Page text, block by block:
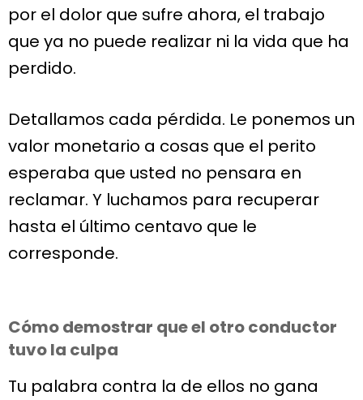
por el dolor que sufre ahora, el trabajo
que ya no puede realizar ni la vida que ha
perdido.
Detallamos cada pérdida. Le ponemos un
valor monetario a cosas que el perito
esperaba que usted no pensara en
reclamar. Y luchamos para recuperar
hasta el último centavo que le
corresponde.
Cómo demostrar que el otro conductor
tuvo la culpa
Tu palabra contra la de ellos no gana